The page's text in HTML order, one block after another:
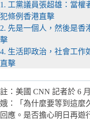
1. 工黨議員張超雄：當權
犯條例香港直擊
2. 先是一個人，然後是香
擊
4. 生活即政治，社會工作
直擊
註：美國 CNN 記者於 6
娥：「為什麼要等到這麼
回應。是否擔心明日再遊